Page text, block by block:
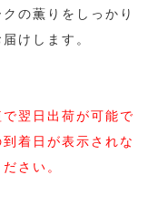
の薫りをしっかり
けします。
翌日出荷が可能で
着日が表示されな
さい。